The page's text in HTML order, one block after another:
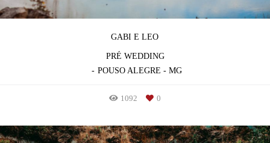
GABI E LEO
PRÉ WEDDING
POUSO ALEGRE - MG
1092 0